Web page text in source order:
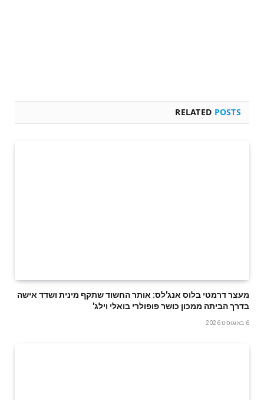
RELATED POSTS
מעצר דרמטי בלוס אנג'לס: אותר החשוד שתקף מינית ושדד אישה
בדרך הביתה ממכון כושר פופולרי בואלי וילג'
6 באוגוסט 2026